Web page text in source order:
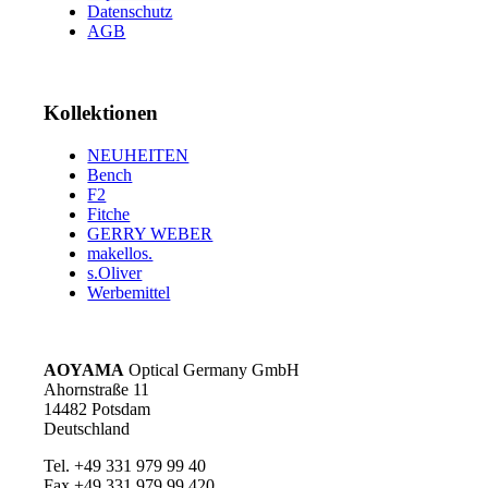
Datenschutz
AGB
Kollektionen
NEUHEITEN
Bench
F2
Fitche
GERRY WEBER
makellos.
s.Oliver
Werbemittel
AOYAMA Optical Germany GmbH
Ahornstraße 11
14482 Potsdam
Deutschland
Tel. +49 331 979 99 40